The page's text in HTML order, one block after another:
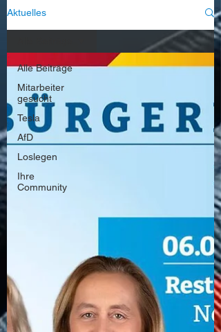
Aktuelles
Alle Beiträge
Mitarbeiter
gesucht
Tesla
AfD
Loslegen
Ihre
Community